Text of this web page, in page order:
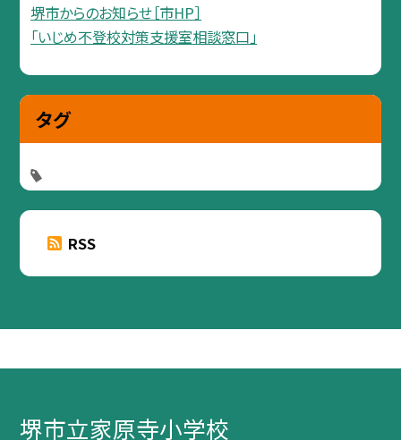
堺市からのお知らせ［市HP］
「いじめ不登校対策支援室相談窓口」
タグ
RSS
堺市立家原寺小学校